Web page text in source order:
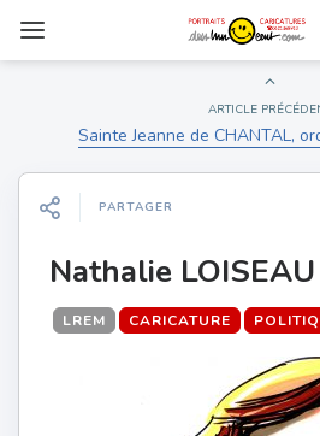
ARTICLE
Sainte Jeanne de CHANTAL,
PARTAGER
Nathalie
LREM CARICATURE